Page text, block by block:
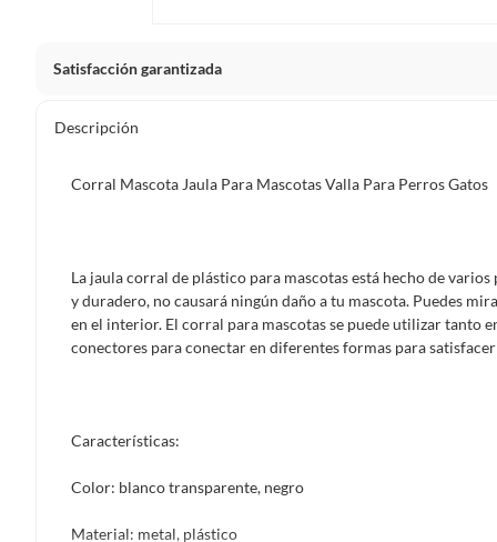
Satisfacción garantizada
primeros 30 días desde que lo recibes.
sellos originales.
diferentes, otras que son más restrictivas y algunas
devolver ni cambiar. Conoce cuáles son:
No tienen devolución o cambio si cambias de opinión
Productos hechos o cortados a medida.
Descripción
Corral Mascota Jaula Para Mascotas Valla Para Perros Gatos
La jaula corral de plástico para mascotas está hecho de
y duradero, no causará ningún daño a tu mascota. Puedes
en el interior. El corral para mascotas se puede utilizar tanto
conectores para conectar en diferentes formas para
Características:
Color: blanco transparente, negro
Material: metal, plástico